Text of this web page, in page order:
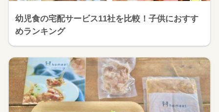
幼児食の宅配サービス11社を比較！子供におすす
めランキング